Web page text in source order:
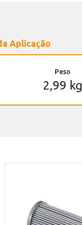
Aplicação
Peso
2,99 kg